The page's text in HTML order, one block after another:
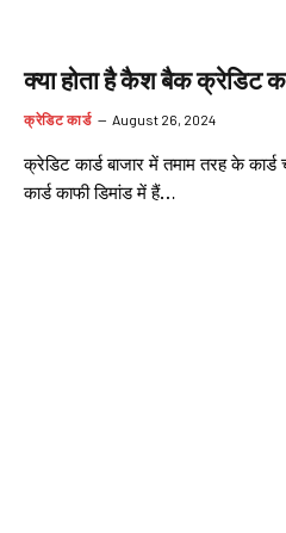
क्या होता है कैश बैक क्रेडिट
क्रेडिट कार्ड August 26, 2024
क्रेडिट कार्ड बाजार में तमाम तरह के
कार्ड काफी डिमांड में हैं…